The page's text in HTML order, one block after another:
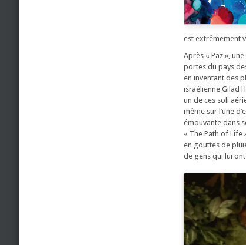
est extrêmement
Après « Paz »,
portes du pays
en inventant des
israélienne Gilad
un de ces soli
même sur l’une
émouvante dans
« The Path of Life
en gouttes de
de gens qui lui